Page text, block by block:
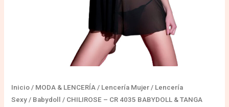
Inicio / MODA & LENCERÍA / Lencería Mujer / Lencería
Sexy / Babydoll / CHILIROSE – CR 4035 BABYDOLL & TANGA